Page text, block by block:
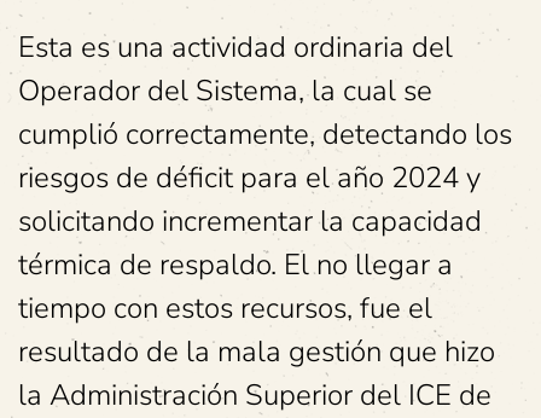
Esta es una actividad ordinaria del
Operador del Sistema, la cual se
cumplió correctamente, detectando los
riesgos de déficit para el año 2024 y
solicitando incrementar la capacidad
térmica de respaldo. El no llegar a
tiempo con estos recursos, fue el
resultado de la mala gestión que hizo
la Administración Superior del ICE de